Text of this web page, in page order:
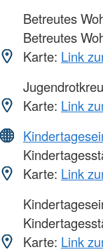
Betreutes
Betreutes
Karte: Link
Karte: Link
Karte: Link
Karte: Link